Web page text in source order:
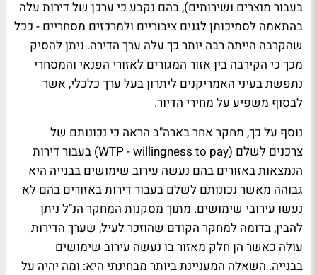
בעבור מוצרים ושירותים), בהם נקבע כי ערכן של דירות עלה
בהתאמה לסמיכותן לגנים ציבוריים ולמרכזים מסחריים - ככל
שהקרבה הייתה רבה יותר כך עלה ערך הדירה. ניתן להסיק
מכך כי הקירבה בין אזור המגורים לאזורי הפנאי והמסחרי
נתפשת בעיני האמריקנים ליתרון בעל ערך כלכלי, אשר
לבסוף משפיע על מחירי הדיור.
נוסף על כך, מחקר אחר בארה"ב הראה כי נכונותם של
צרכנים לשלם (WTP - willingness to pay) בעבור דירות
הנמצאות באזורים בהם נעשה עירוב שימושים בבנייה היא
גבוהה מאשר נכונותם לשלם בעבור דירות באזורים בהם לא
נעשו עירובי שימושים. מתוך מסקנות המחקר הנ"ל ניתן
להבין, בדומה למחקר הקודם שהוזכר לעיל, שערך הדירות
עולה כאשר הן חלק מאזור בו נעשה עירוב שימושים
בבנייה. השאלה המעניינת ביותר מבחינתי היא: ומה יהיה על